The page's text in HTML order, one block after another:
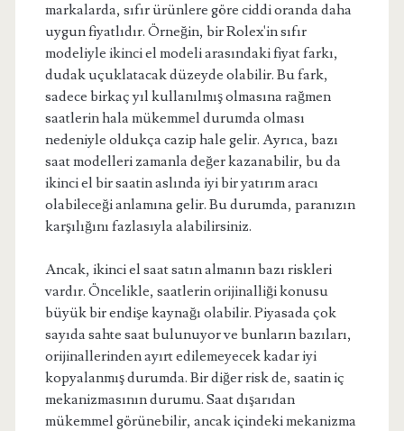
markalarda, sıfır ürünlere göre ciddi oranda daha
uygun fiyatlıdır. Örneğin, bir Rolex'in sıfır
modeliyle ikinci el modeli arasındaki fiyat farkı,
dudak uçuklatacak düzeyde olabilir. Bu fark,
sadece birkaç yıl kullanılmış olmasına rağmen
saatlerin hala mükemmel durumda olması
nedeniyle oldukça cazip hale gelir. Ayrıca, bazı
saat modelleri zamanla değer kazanabilir, bu da
ikinci el bir saatin aslında iyi bir yatırım aracı
olabileceği anlamına gelir. Bu durumda, paranızın
karşılığını fazlasıyla alabilirsiniz.
Ancak, ikinci el saat satın almanın bazı riskleri
vardır. Öncelikle, saatlerin orijinalliği konusu
büyük bir endişe kaynağı olabilir. Piyasada çok
sayıda sahte saat bulunuyor ve bunların bazıları,
orijinallerinden ayırt edilemeyecek kadar iyi
kopyalanmış durumda. Bir diğer risk de, saatin iç
mekanizmasının durumu. Saat dışarıdan
mükemmel görünebilir, ancak içindeki mekanizma